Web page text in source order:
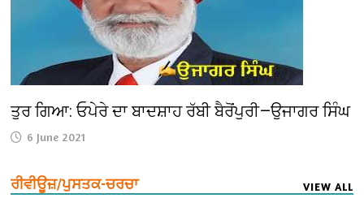
ਤੁਰ ਗਿਆ: ਓਪੇਰੇ ਦਾ ਬਾਦਸ਼ਾਹ ਰੱਬੀ ਬੈਰੋਂਪੁਰੀ—ਉਜਾਗਰ ਸਿੰਘ
6 June 2021
ਰੀਵੀਊਜ਼/ਪੁਸਤਕ-ਚਰਚਾ VIEW ALL